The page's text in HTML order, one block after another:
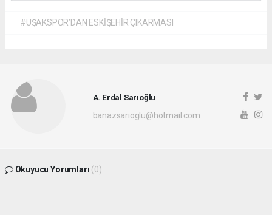
#UŞAKSPOR’DAN ESKİŞEHİR ÇIKARMASI
A. Erdal Sarıoğlu
banazsarioglu@hotmail.com
Okuyucu Yorumları (0)